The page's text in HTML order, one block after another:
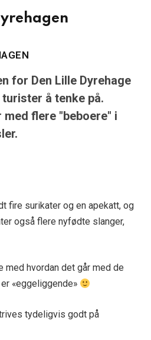
for Den Lille Dyrehage
å tenke på.
flere "beboere" i
fire surikater og en apekatt, og
også flere nyfødte slanger,
med hvordan det går med de
«eggeliggende»
tydeligvis godt på